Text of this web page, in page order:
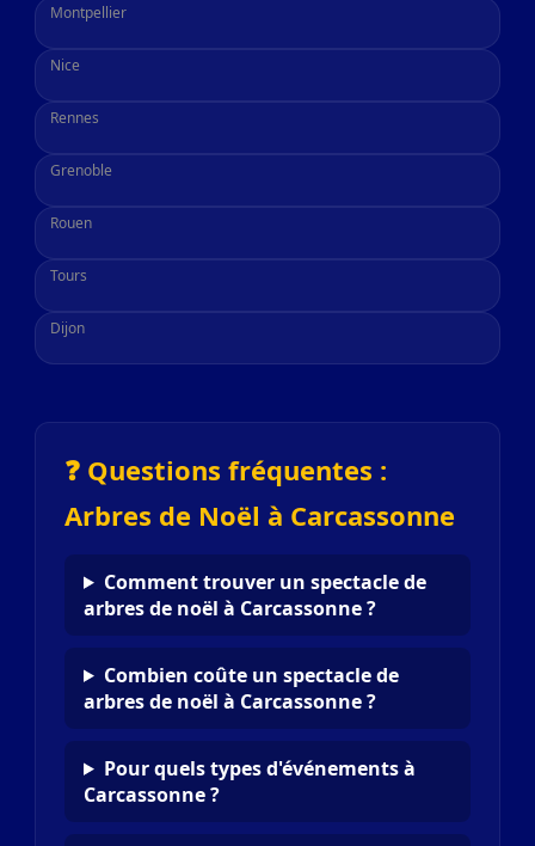
Montpellier
Nice
Rennes
Grenoble
Rouen
Tours
Dijon
❓ Questions fréquentes :
Arbres de Noël à Carcassonne
Comment trouver un spectacle de
arbres de noël à Carcassonne ?
Combien coûte un spectacle de
arbres de noël à Carcassonne ?
Pour quels types d'événements à
Carcassonne ?